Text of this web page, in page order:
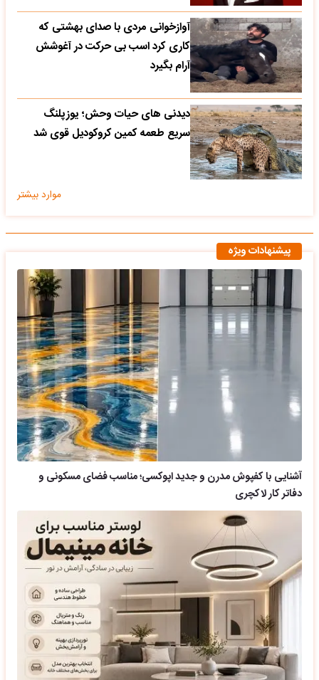
آوازخوانی مردی با صدای بهشتی که
کاری کرد اسب بی حرکت در آغوشش
آرام بگیرد
دیدنی های حیات وحش؛ یوزپلنگ
سریع طعمه کمین کروکودیل قوی شد
موارد بیشتر
پیشنهادات ویژه
آشنایی با کفپوش مدرن و جدید اپوکسی؛ مناسب فضای مسکونی و
دفاتر کار لاکچری